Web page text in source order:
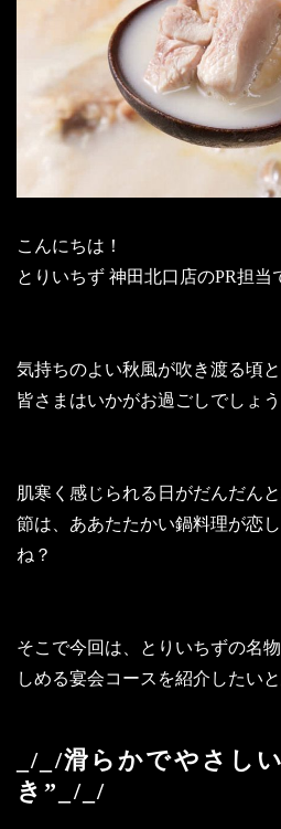
こんにちは！
とりいちず 神田北口店のPR担当
気持ちのよい秋風が吹き渡る頃と
皆さまはいかがお過ごしでしょう
肌寒く感じられる日がだんだん
節は、ああたたかい鍋料理が恋
ね？
そこで今回は、とりいちずの名
しめる宴会コースを紹介したいと
_/_/滑らかでやさし
き”_/_/